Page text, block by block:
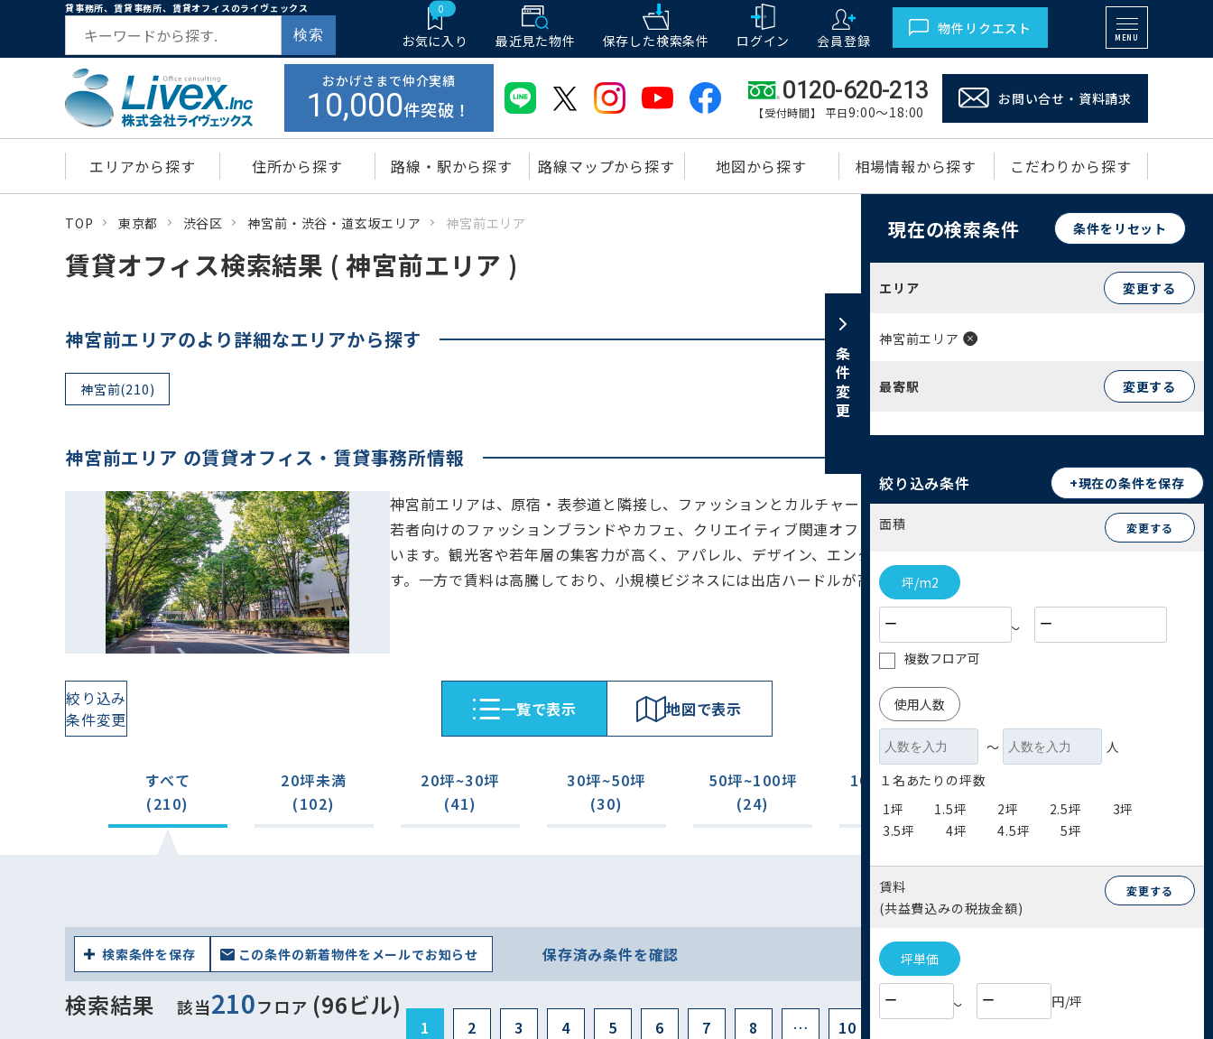
貸事務所、賃貸事務所、賃貸オフィスのライヴェックス
検索
0
お気に入り 最近見た物件 保存した検索条件 ログイン 会員登録
物件リクエスト
MENU
おかげさまで仲介実績
10,000件突破！
0120-620-213
【受付時間】 平日9:00～18:00
お問い合せ・資料請求
エリアから探す 住所から探す 路線・駅から探す 路線マップから探す 地図から探す 相場情報から探す こだわりから探す
TOP 東京都 渋谷区 神宮前・渋谷・道玄坂エリア 神宮前エリア
条件変更
現在の検索条件 条件をリセット
エリア 変更する
神宮前エリア
最寄駅 変更する
絞り込み条件 +現在の条件を保存
面積 変更する
坪/m2
〜
複数フロア可
使用人数
〜
人
１名あたりの坪数
1坪
1.5坪 2坪 2.5坪
3坪
3.5坪
4坪 4.5坪 5坪
賃料
(共益費込みの税抜金額)
変更する
坪単価
〜 円/坪
賃貸オフィス検索結果 ( 神宮前エリア )
神宮前エリアのより詳細なエリアから探す
神宮前(210)
神宮前エリア の賃貸オフィス・賃貸事務所情報
神宮前エリアは、原宿・表参道と隣接し、ファッションとカルチャーの中心地として国内外に知られています。
若者向けのファッションブランドやカフェ、クリエイティブ関連オフィスが多数集積し、流行の発信地となって
います。観光客や若年層の集客力が高く、アパレル、デザイン、エンターテインメント分野のビジネスに最適で
す。一方で賃料は高騰しており、小規模ビジネスには出店ハードルが高い地域です。
絞り込み
条件変更
⼀覧で表⽰ 地図で表⽰
すべて
(210)
20坪未満
(102)
20坪~30坪
(41)
30坪~50坪
(30)
50坪~100坪
(24)
100坪~200坪
(12)
(1)
検索条件を保存 この条件の新着物件をメールでお知らせ 保存済み条件を確認
検索結果 該当210フロア (96ビル)
1 2 3 4 5 6 7 8 … 10